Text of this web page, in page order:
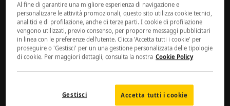
Più di25.000partner |30 annidi esperienza
Seguici su
MENU
Al fine di garantire una migliore esperienza di navigazione e
personalizzare le attività promozionali, questo sito utilizza cookie tecnici,
analitici e di profilazione, anche di terze parti. I cookie di profilazione
vengono utilizzati, previo consenso, per proporre messaggi pubblicitari
in linea con le preferenze dell’utente. Clicca 'Accetta tutti i cookie' per
proseguire o 'Gestisci' per un una gestione personalizzata delle tipologie
di cookie. Per maggiori dettagli, consulta la nostra Cookie Policy
Accetta tutti i cookie
Gestisci